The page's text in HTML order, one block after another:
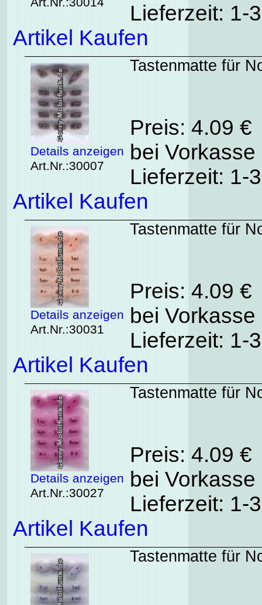
Lieferzeit: 1-
Artikel Kaufen
Details anzeigen
Art.Nr.:30007
Tastenmatte für
Preis: 4.09
bei
Lieferzeit: 1-
Artikel Kaufen
Details anzeigen
Art.Nr.:30031
Tastenmatte für
Preis: 4.09
bei
Lieferzeit: 1-
Artikel Kaufen
Details anzeigen
Art.Nr.:30027
Tastenmatte für
Preis: 4.09
bei
Lieferzeit: 1-
Artikel Kaufen
Tastenmatte für